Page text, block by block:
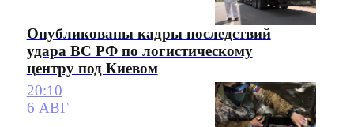
Опубликованы кадры последствий
удара ВС РФ по логистическому
центру под Киевом
20:10
6 АВГ